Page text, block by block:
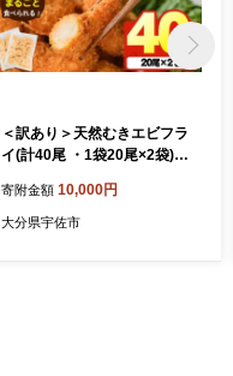
＜訳あり＞天然むきエビフラ
イ(計40尾 ・1袋20尾×2袋)
簡単 お弁当 おかず おつまみ
揚げるだけ 【104901000】
寄附金額 10,000円
大分県宇佐市